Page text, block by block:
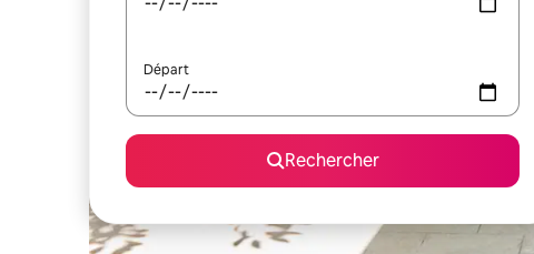
Départ
Rechercher